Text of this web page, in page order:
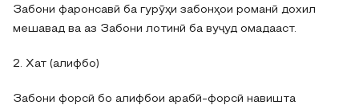
Забони фаронсавӣ ба гурӯҳи забонҳои романӣ дохил
мешавад ва аз Забони лотинӣ ба вуҷуд омадааст.
2. Хат (алифбо)
Забони форсӣ бо алифбои арабӣ-форсӣ навишта